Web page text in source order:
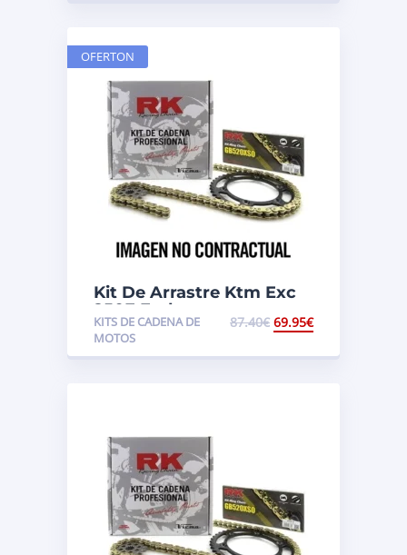
Kit De Arrastre Ktm Exc
250F Enduro
KITS DE CADENA DE
MOTOS
87.40€ 69.95€
OFERTON